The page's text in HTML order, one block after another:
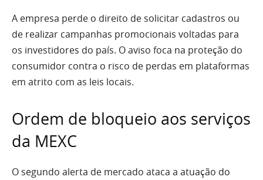
A empresa perde o direito de solicitar cadastros ou
de realizar campanhas promocionais voltadas para
os investidores do país. O aviso foca na proteção do
consumidor contra o risco de perdas em plataformas
em atrito com as leis locais.
Ordem de bloqueio aos serviços
da MEXC
O segundo alerta de mercado ataca a atuação do